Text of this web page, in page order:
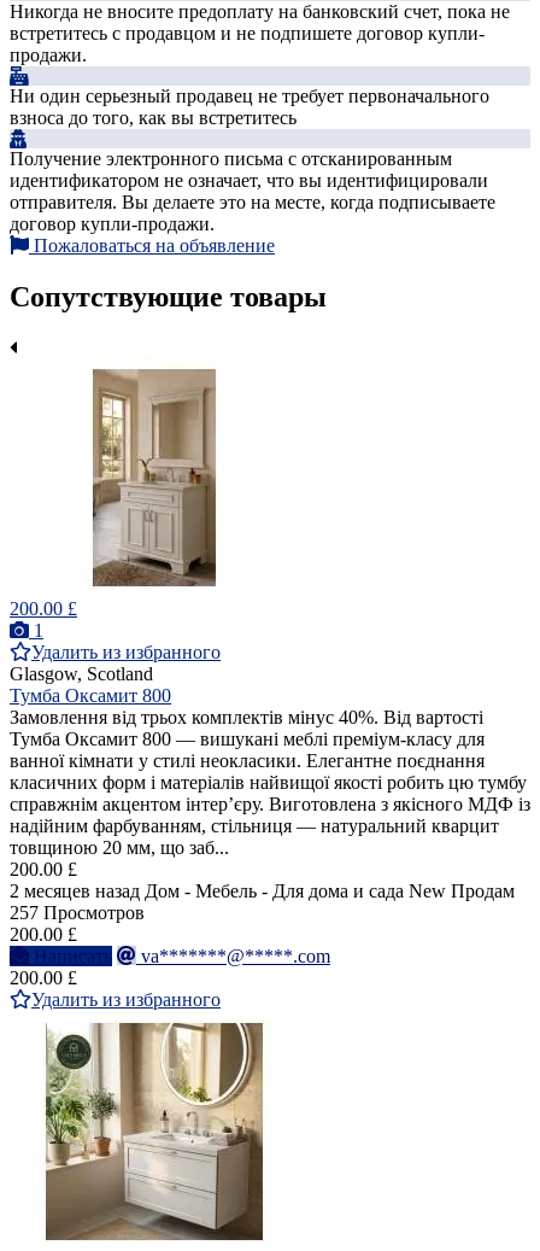
Никогда не вносите предоплату на банковский счет, пока не
встретитесь с продавцом и не подпишете договор купли-
продажи.
Ни один серьезный продавец не требует первоначального
взноса до того, как вы встретитесь
Получение электронного письма с отсканированным
идентификатором не означает, что вы идентифицировали
отправителя. Вы делаете это на месте, когда подписываете
договор купли-продажи.
Пожаловаться на объявление
Сопутствующие товары
200.00 £
1
Удалить из избранного
Glasgow, Scotland
Тумба Оксамит 800
Замовлення від трьох комплектів мінус 40%. Від вартості
Тумба Оксамит 800 — вишукані меблі преміум-класу для
ванної кімнати у стилі неокласики. Елегантне поєднання
класичних форм і матеріалів найвищої якості робить цю тумбу
справжнім акцентом інтер’єру. Виготовлена з якісного МДФ із
надійним фарбуванням, стільниця — натуральний кварцит
товщиною 20 мм, що заб...
200.00 £
2 месяцев назад Дом - Мебель - Для дома и сада New Продам
257 Просмотров
200.00 £
Написать
va*******@*****.com
200.00 £
Удалить из избранного